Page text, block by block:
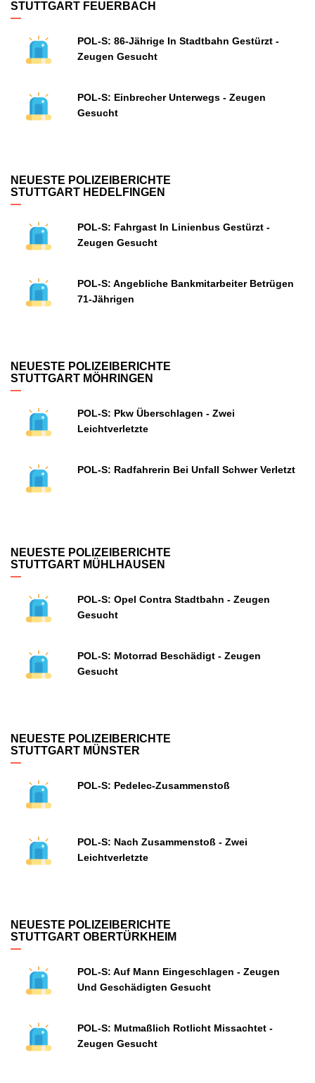
STUTTGART FEUERBACH
POL-S: 86-Jährige In Stadtbahn Gestürzt -
Zeugen Gesucht
POL-S: Einbrecher Unterwegs - Zeugen
Gesucht
NEUESTE POLIZEIBERICHTE
STUTTGART HEDELFINGEN
POL-S: Fahrgast In Linienbus Gestürzt -
Zeugen Gesucht
POL-S: Angebliche Bankmitarbeiter Betrügen
71-Jährigen
NEUESTE POLIZEIBERICHTE
STUTTGART MÖHRINGEN
POL-S: Pkw Überschlagen - Zwei
Leichtverletzte
POL-S: Radfahrerin Bei Unfall Schwer Verletzt
NEUESTE POLIZEIBERICHTE
STUTTGART MÜHLHAUSEN
POL-S: Opel Contra Stadtbahn - Zeugen
Gesucht
POL-S: Motorrad Beschädigt - Zeugen
Gesucht
NEUESTE POLIZEIBERICHTE
STUTTGART MÜNSTER
POL-S: Pedelec-Zusammenstoß
POL-S: Nach Zusammenstoß - Zwei
Leichtverletzte
NEUESTE POLIZEIBERICHTE
STUTTGART OBERTÜRKHEIM
POL-S: Auf Mann Eingeschlagen - Zeugen
Und Geschädigten Gesucht
POL-S: Mutmaßlich Rotlicht Missachtet -
Zeugen Gesucht